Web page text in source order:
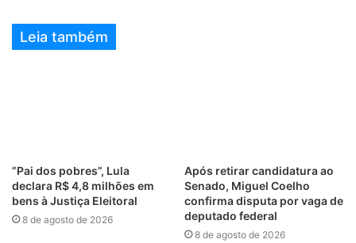
Leia também
”Pai dos pobres”, Lula
declara R$ 4,8 milhões em
bens à Justiça Eleitoral
8 de agosto de 2026
Após retirar candidatura ao
Senado, Miguel Coelho
confirma disputa por vaga de
deputado federal
8 de agosto de 2026